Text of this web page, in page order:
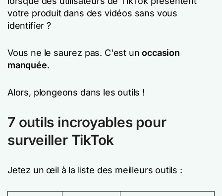
votre produit dans des vidéos sans vous
identifier ?
Vous ne le saurez pas. C'est unoccasion
manquée.
Alors, plongeons dans les outils !
7 outils incroyables pour
surveiller TikTok
Jetez un œil à la liste des meilleurs outils :